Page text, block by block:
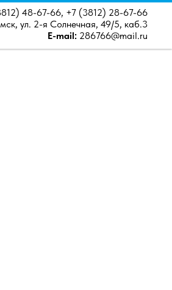
48-67-66, +7 (3812) 28-67-66
ул. 2-я Солнечная, 49/5, каб.3
E-mail: 286766@mail.ru